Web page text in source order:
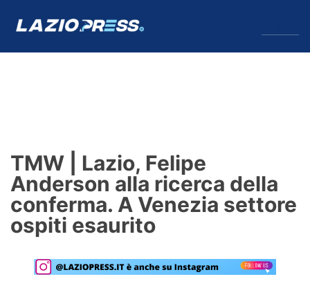
Formello
Infortuni
Primavera
Calciomercato
TMW | Lazio, Felipe
Anderson alla ricerca della
conferma. A Venezia settore
ospiti esaurito